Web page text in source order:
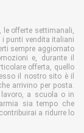
offerte settimanali,
i punti vendita italiani
sempre aggiornato
e, durante il
offerta, quello
il nostro sito è il
arrivino per posta.
a scuola o in
sia tempo che
a ridurre lo